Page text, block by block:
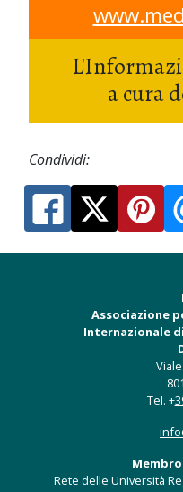
a cura
Condividi:
Associazione
Internazionale
Tel. +
Membro
Rete delle Università